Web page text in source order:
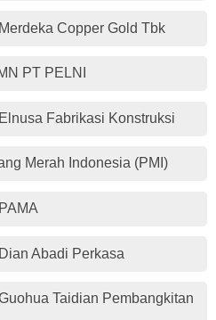
Copper Gold Tbk
PT PELNI
Fabrikasi Konstruksi
Merah Indonesia (PMI)
Abadi Perkasa
Taidian Pembangkitan